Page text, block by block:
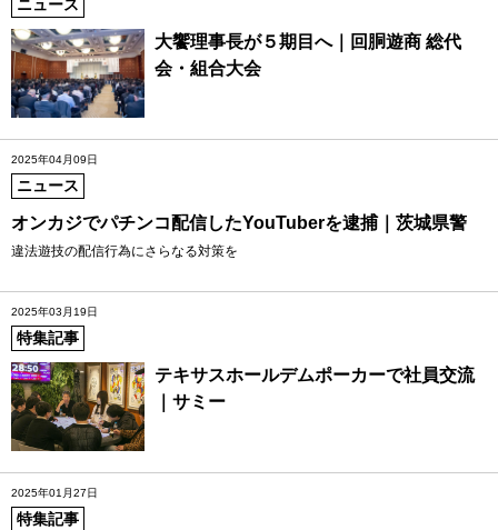
ニュース
大饗理事長が５期目へ｜回胴遊商 総代
会・組合大会
2025年04月09日
ニュース
オンカジでパチンコ配信したYouTuberを逮捕｜茨城県警
違法遊技の配信行為にさらなる対策を
2025年03月19日
特集記事
テキサスホールデムポーカーで社員交流
｜サミー
2025年01月27日
特集記事